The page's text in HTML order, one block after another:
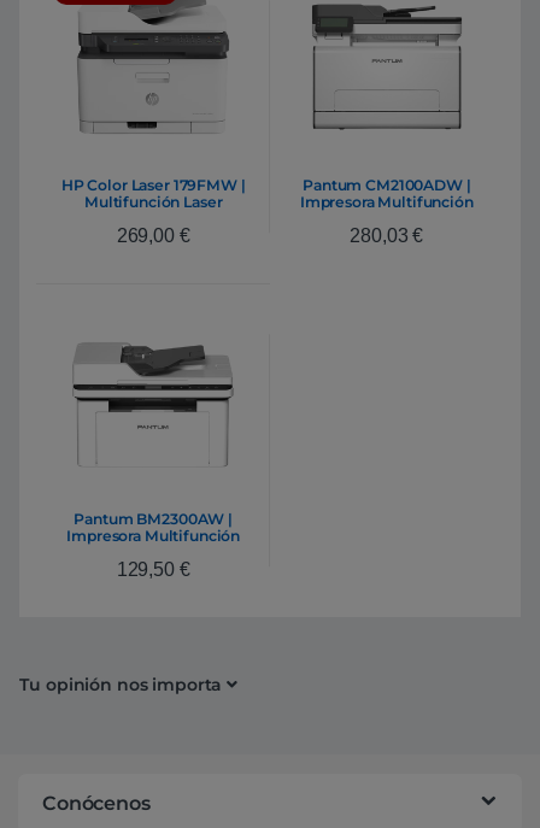
HP Color Laser 179FMW |
Multifunción Laser
269,00 €
Pantum CM2100ADW |
Impresora Multifunción
Dúplex
280,03€
Pantum BM2300AW |
Impresora Multifunción
Monocromo
129,50 €
Tu opinión nos importa
Conócenos